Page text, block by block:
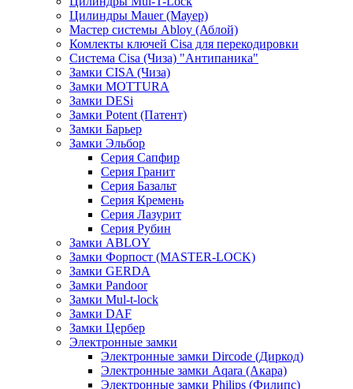
Цилиндры Mauer (Мауер)
Мастер системы Abloy (Аблой)
Комлекты ключей Cisa для перекодировки
Система Cisa (Чиза) "Антипаника"
Замки CISA (Чиза)
Замки MOTTURA
Замки DESi
Замки Potent (Патент)
Замки Барьер
Замки Эльбор
Серия Сапфир
Серия Гранит
Серия Базальт
Серия Кремень
Серия Лазурит
Серия Рубин
Замки ABLOY
Замки Форпост (MASTER-LOCK)
Замки GERDA
Замки Pandoor
Замки Mul-t-lock
Замки DAF
Замки Цербер
Электронные замки
Электронные замки Dircode (Диркод)
Электронные замки Aqara (Акара)
Электронные замки Philips (Филипс)